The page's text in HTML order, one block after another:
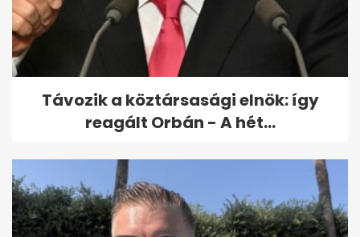
Mikor lesz új miniszterelnök
Magyarországon? Lépésről...
Távozik a köztársasági elnök: így
reagált Orbán - A hét...